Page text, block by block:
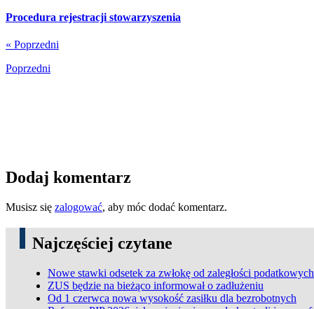
Procedura rejestracji stowarzyszenia
« Poprzedni
Poprzedni
Dodaj komentarz
Musisz się zalogować, aby móc dodać komentarz.
Najczęściej czytane
Nowe stawki odsetek za zwłokę od zaległości
ZUS będzie na bieżąco informował o zadłużeniu
Od 1 czerwca nowa wysokość zasiłku dla bezrobotnych